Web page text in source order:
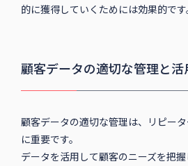
的に獲得していくためには効果的です
顧客データの適切な管理と活
顧客データの適切な管理は、リピー
に重要です。
データを活用して顧客のニーズを把